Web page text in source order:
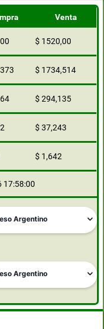
Venta
$ 1520,00
$ 1734,514
$ 294,135
$ 37,243
$ 1,642
17:58:00